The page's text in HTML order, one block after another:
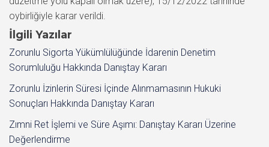
oybirliğiyle karar verildi.
İlgili Yazılar
Zorunlu Sigorta Yükümlülüğünde İdarenin Denetim
Sorumluluğu Hakkında Danıştay Kararı
Zorunlu İzinlerin Süresi İçinde Alınmamasının Hukuki
Sonuçları Hakkında Danıştay Kararı
Zımni Ret İşlemi ve Süre Aşımı: Danıştay Kararı Üzerine
Değerlendirme